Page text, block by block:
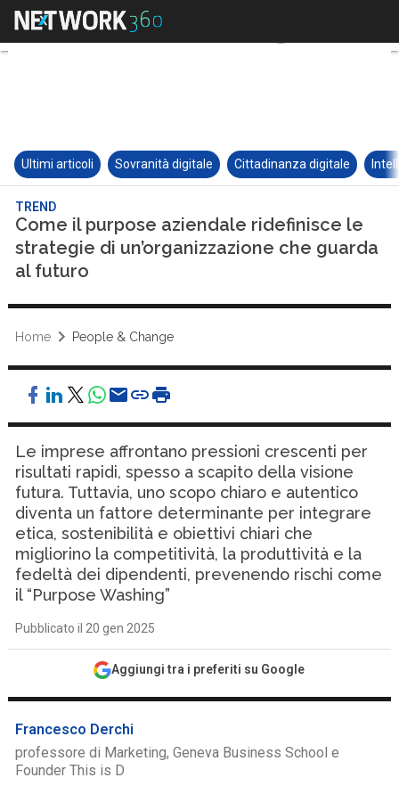
Ultimi articoli Sovranità digitale Cittadinanza digitale
TREND
Come il purpose aziendale ridefinisce le
strategie di un’organizzazione che guarda
al futuro
Home People & Change
Le imprese affrontano pressioni crescenti per
risultati rapidi, spesso a scapito della visione
futura. Tuttavia, uno scopo chiaro e autentico
diventa un fattore determinante per integrare
etica, sostenibilità e obiettivi chiari che
migliorino la competitività, la produttività e la
fedeltà dei dipendenti, prevenendo rischi come
il “Purpose Washing”
Pubblicato il 20 gen 2025
Aggiungi tra i preferiti su Google
Francesco Derchi
professore di Marketing, Geneva Business School e
Founder This is D